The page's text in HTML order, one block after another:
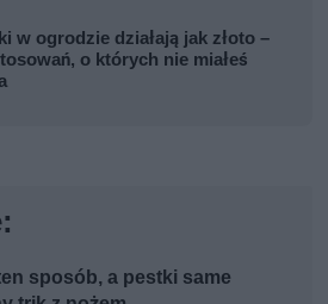
w ogrodzie działają jak złoto –
o których nie miałeś
sposób, a pestki same